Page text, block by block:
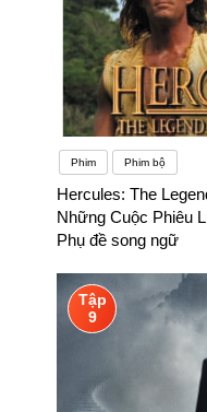
Phim Phim bộ
Hercules: The
Những Cuộc Phiêu
Phụ đề song ngữ
Tập
9